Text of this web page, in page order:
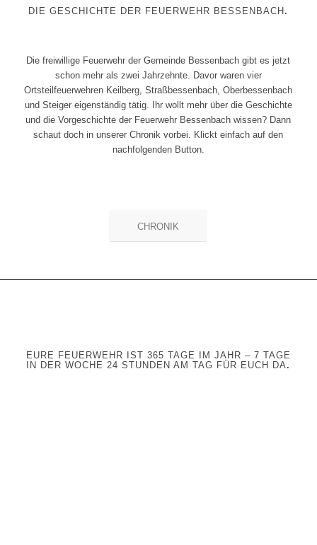
DIE GESCHICHTE DER FEUERWEHR BESSENBACH.
Die freiwillige Feuerwehr der Gemeinde Bessenbach gibt es jetzt
schon mehr als zwei Jahrzehnte. Davor waren vier
Ortsteilfeuerwehren Keilberg, Straßbessenbach, Oberbessenbach
und Steiger eigenständig tätig. Ihr wollt mehr über die Geschichte
und die Vorgeschichte der Feuerwehr Bessenbach wissen? Dann
schaut doch in unserer Chronik vorbei. Klickt einfach auf den
nachfolgenden Button.
CHRONIK
EURE FEUERWEHR IST 365 TAGE IM JAHR – 7 TAGE
IN DER WOCHE 24 STUNDEN AM TAG FÜR EUCH DA.